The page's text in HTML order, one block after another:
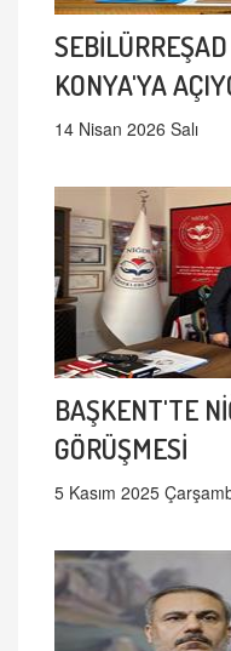
KONYA'YA
14 Nisan 2026 Salı
BAŞKENT'TE
GÖRÜŞMESİ
5 Kasım 2025